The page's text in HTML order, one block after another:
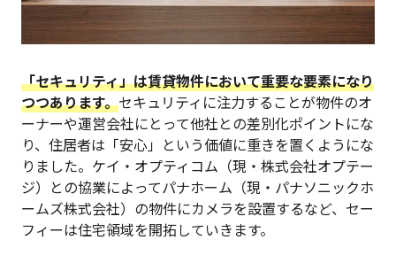
「セキュリティ」は賃貸物件において重要な要素になり
つつあります。セキュリティに注力することが物件のオ
ーナーや運営会社にとって他社との差別化ポイントにな
り、住居者は「安心」という価値に重きを置くようにな
りました。ケイ・オプティコム（現・株式会社オプテー
ジ）との協業によってパナホーム（現・パナソニックホ
ームズ株式会社）の物件にカメラを設置するなど、セー
フィーは住宅領域を開拓していきます。